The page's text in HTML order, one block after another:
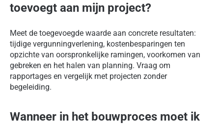
toevoegt aan mijn project?
Meet de toegevoegde waarde aan concrete resultaten:
tijdige vergunningverlening, kostenbesparingen ten
opzichte van oorspronkelijke ramingen, voorkomen van
gebreken en het halen van planning. Vraag om
rapportages en vergelijk met projecten zonder
begeleiding.
Wanneer in het bouwproces moet ik